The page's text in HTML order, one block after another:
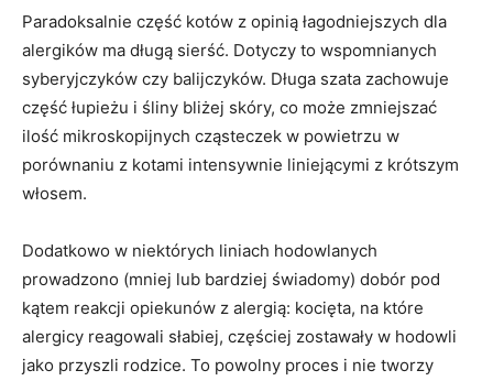
Paradoksalnie część kotów z opinią łagodniejszych dla
alergików ma długą sierść. Dotyczy to wspomnianych
syberyjczyków czy balijczyków. Długa szata zachowuje
część łupieżu i śliny bliżej skóry, co może zmniejszać
ilość mikroskopijnych cząsteczek w powietrzu w
porównaniu z kotami intensywnie liniejącymi z krótszym
włosem.
Dodatkowo w niektórych liniach hodowlanych
prowadzono (mniej lub bardziej świadomy) dobór pod
kątem reakcji opiekunów z alergią: kocięta, na które
alergicy reagowali słabiej, częściej zostawały w hodowli
jako przyszli rodzice. To powolny proces i nie tworzy